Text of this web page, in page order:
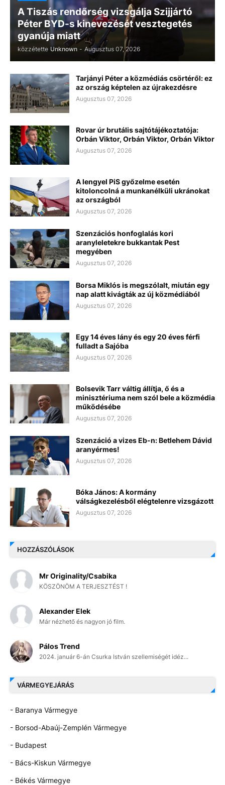
A Tiszás rendőrség vizsgálja Szijjártó
Péter BYD-s kinevezését vesztegetés
gyanúja miatt
közzétette Unknown - Augusztus 07, 2026
Tarjányi Péter a közmédiás csörtéről: ez
az ország képtelen az újrakezdésre
Augusztus 07, 2026
Rovar úr brutális sajtótájékoztatója:
Orbán Viktor, Orbán Viktor, Orbán Viktor
Augusztus 07, 2026
A lengyel PiS győzelme esetén
kitoloncolná a munkanélküli ukránokat
az országból
Augusztus 07, 2026
Szenzációs honfoglalás kori
aranyleletekre bukkantak Pest
megyében
Augusztus 07, 2026
Borsa Miklós is megszólalt, miután egy
nap alatt kivágták az új közmédiából
Augusztus 07, 2026
Egy 14 éves lány és egy 20 éves férfi
fulladt a Sajóba
Augusztus 07, 2026
Bolsevik Tarr váltig állítja, ő és a
minisztériuma nem szól bele a közmédia
működésébe
Augusztus 07, 2026
Szenzáció a vizes Eb-n: Betlehem Dávid
aranyérmes!
Augusztus 07, 2026
Bóka János: A kormány
válságkezelésből elégtelenre vizsgázott
Augusztus 07, 2026
HOZZÁSZÓLÁSOK
Mr Originality/Csabika
KÖSZÖNÖM A TERJESZTÉST !
Alexander Elek
Már nézhető és nagyon jó film.
Pálos Trend
2024. január 6-án Csurka István szellemiségét idéz...
VÁRMEGYEJÁRÁS
- Baranya Vármegye
- Borsod-Abaúj-Zemplén Vármegye
- Budapest
- Bács-Kiskun Vármegye
- Békés Vármegye